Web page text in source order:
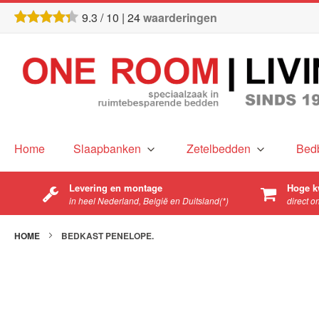
9.3 / 10 | 24waarderingen
Home Slaapbanken Zetelbedden
Levering en montage
in heel Nederland, België en Duitsland(*)
Hoge
direct
HOME BEDKAST PENELOPE.